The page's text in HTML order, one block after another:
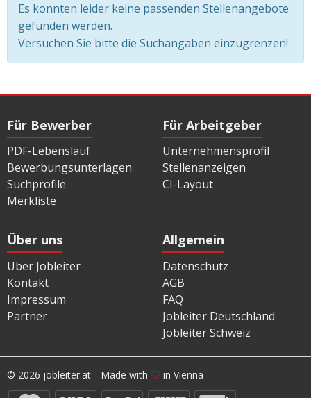
Es konnten leider keine passenden Stellenangebote
gefunden werden.
Versuchen Sie bitte die Suchangaben einzugrenzen!
Für Bewerber
PDF-Lebenslauf
Bewerbungsunterlagen
Suchprofile
Merkliste
Für Arbeitgeber
Unternehmensprofil
Stellenanzeigen
CI-Layout
Über uns
Über Jobleiter
Kontakt
Impressum
Partner
Allgemein
Datenschutz
AGB
FAQ
Jobleiter Deutschland
Jobleiter Schweiz
© 2026 jobleiter.at Made with in Vienna